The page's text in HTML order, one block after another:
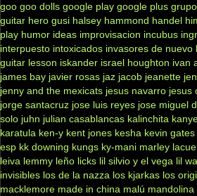
goo goo dolls google play google plus
guitar hero gusi halsey hammond handel
play humor ideas improvisacion incubus
interpuesto intoxicados invasores de nuevo
guitar lesson iskander israel houghton ivan
james bay javier rosas jaz jacob jeanette
jenny and the mexicats jesus navarro jesus
jorge santacruz jose luis reyes jose miguel
solo juhn julian casablancas kalinchita
karatula ken-y kent jones kesha kevin gates
esp kk downing kungs ky-mani marley
leiva lemmy leño licks lil silvio y el vega lil
invisibles los de la nazza los kjarkas los
macklemore made in china malú mandolina